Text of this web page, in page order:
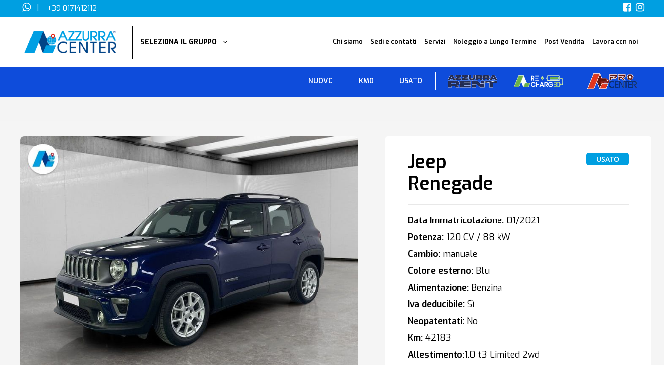
| +39 0171412112
SELEZIONA IL GRUPPO Chi siamo Sedi e contatti Servizi Noleggio a Lungo Termine Post Vendita Lavora con noi
NUOVO KM0 USATO
Jeep
Renegade
USATO
Data Immatricolazione:01/2021
Potenza:120 CV / 88 kW
Cambio:manuale
Colore esterno:Blu
Alimentazione:Benzina
Iva deducibile:Sì
Neopatentati:No
Km:42183
Allestimento:1.0 t3 Limited 2wd